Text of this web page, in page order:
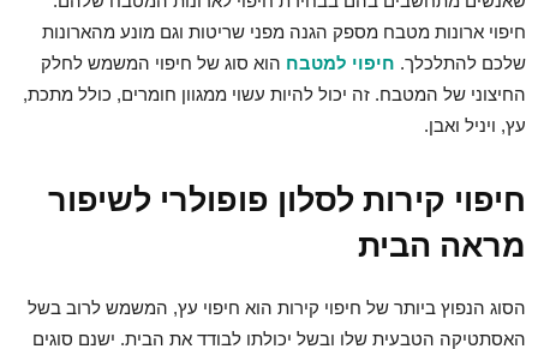
חיפוי ארונות מטבח מספק הגנה מפני שריטות וגם מונע מהארונות
שלכם להתלכלך. חיפוי למטבח הוא סוג של חיפוי המשמש לחלק
החיצוני של המטבח. זה יכול להיות עשוי ממגוון חומרים, כולל מתכת,
עץ, ויניל ואבן.
חיפוי קירות לסלון פופולרי לשיפור
מראה הבית
הסוג הנפוץ ביותר של חיפוי קירות הוא חיפוי עץ, המשמש לרוב בשל
האסתטיקה הטבעית שלו ובשל יכולתו לבודד את הבית. ישנם סוגים